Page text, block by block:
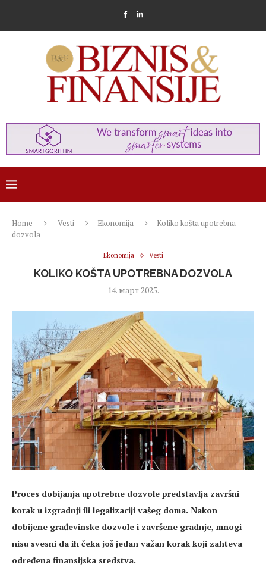
Home Vesti Ekonomija
Koliko košta upotrebna
dozvola
Ekonomija Vesti
KOLIKO KOŠTA UPOTREBNA DOZVOLA
14. март 2025.
Proces dobijanja upotrebne dozvole predstavlja završni
korak u izgradnji ili legalizaciji vašeg doma. Nakon
dobijene građevinske dozvole i završene gradnje, mnogi
nisu svesni da ih čeka još jedan važan korak koji zahteva
određena finansijska sredstva.